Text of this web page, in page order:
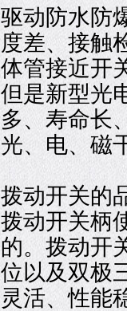
驱动防水防
度差、接触
体管接近开
但是新型光
多、寿命长
光、电、磁
拨动开关的
拨动开关柄
的。拨动开
位以及双极
灵活、性能